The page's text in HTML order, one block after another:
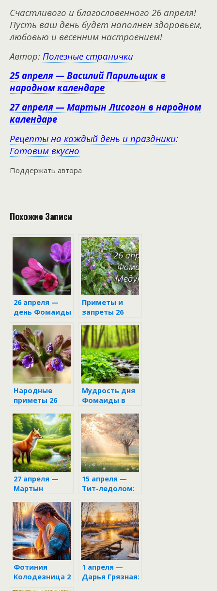
Счастливого и благословенного 26 апреля!
Пусть ваш день будет наполнен здоровьем,
любовью и весенним настроением!
Автор: Полезные странички
25 апреля — Василий Парильщик в
народном календаре
27 апреля — Мартын Лисогон в народном
календаре
Рецепты на каждый день и праздники:
Готовим вкусно
Поддержать автора
Похожие Записи
26 апреля —
день Фомаиды
Приметы и
запреты 26
Народные
приметы 26
Мудрость дня
Фомаиды в
Марфы и деда
Семёна
27 апреля —
Мартын
народном
календаре
15 апреля —
Тит-ледолом:
сделать и что
нельзя делать
ни в коем
случае
Фотиния
Колодезница 2
1 апреля —
Дарья Грязная: